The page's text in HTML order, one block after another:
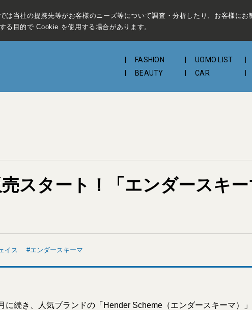
は当社の提携先等がお客様のニーズ等について調査・分析したり、お客様にお
る目的で Cookie を使用する場合があります。
FASHION UOMO LIST
BEAUTY
CAR
売スタート！「エンダースキ
イス エンダースキーマ
に続き、人気ブランドの「Hender Scheme（エンダースキーマ）